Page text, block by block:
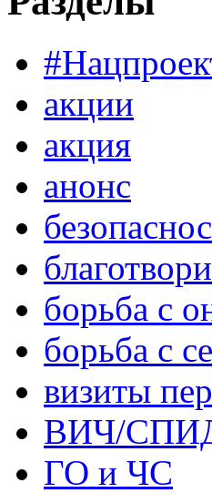
акции
акция
анонс
борьба с
борьба с
визиты
ВИЧ/
ГО и ЧС